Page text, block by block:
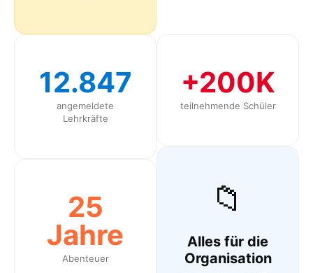
12.847
angemeldete
Lehrkräfte
25
Jahre
Abenteuer
+200K
teilnehmende Schüler
📁
Alles für die
Organisation